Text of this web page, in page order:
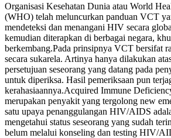
Organisasi Kesehatan Dunia atau World
(WHO) telah meluncurkan panduan VCT
mendeteksi dan menangani HIV secara
kemudian diterapkan di berbagai negara,
berkembang.Pada prinsipnya VCT bersifat
secara sukarela. Artinya hanya dilakukan
persetujuan seseorang yang datang pada
untuk diperiksa. Hasil pemeriksaan pun
kerahasiaannya.Acquired Immune
merupakan penyakit yang tergolong new
satu upaya penanggulangan HIV/AIDS
mengetahui status seseorang yang sudah
belum melalui konseling dan testing HIV/